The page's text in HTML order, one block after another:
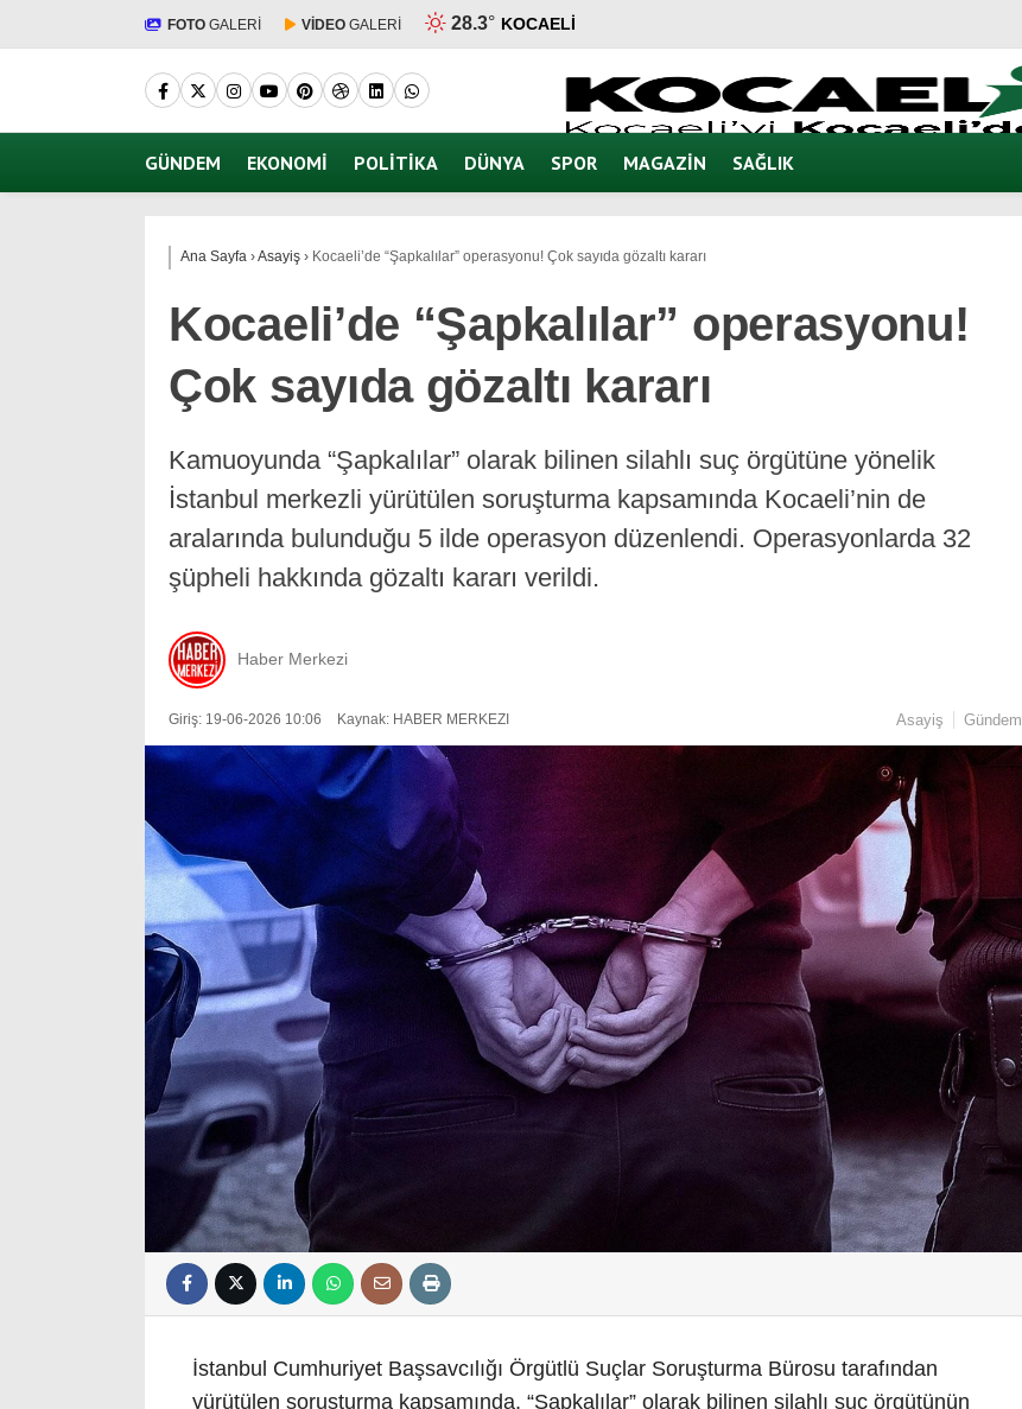
FOTO GALERİ VİDEO GALERİ 28.3° KOCAELI
GÜNDEM EKONOMI POLITIKA DÜNYA SPOR MAGAZIN SAĞLIK
Ana Sayfa ›Asayiş › Kocaeli’de “Şapkalılar” operasyonu! Çok sayıda gözaltı kararı
Kocaeli’de “Şapkalılar” operasyonu!
Çok sayıda gözaltı kararı
Kamuoyunda “Şapkalılar” olarak bilinen silahlı suç örgütüne yönelik
İstanbul merkezli yürütülen soruşturma kapsamında Kocaeli’nin de
aralarında bulunduğu 5 ilde operasyon düzenlendi. Operasyonlarda 32
şüpheli hakkında gözaltı kararı verildi.
Haber Merkezi
Giriş: 19-06-2026 10:06 Kaynak: HABER MERKEZI Asayiş Gündem
İstanbul Cumhuriyet Başsavcılığı Örgütlü Suçlar Soruşturma Bürosu tarafından
yürütülen soruşturma kapsamında, “Şapkalılar” olarak bilinen silahlı suç örgütünün